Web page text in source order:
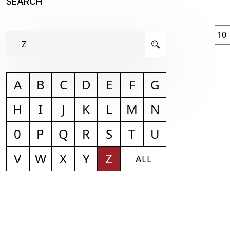
A B C D E F
G
H
I J K L M
N
0
P Q R S T
U
V
W X Y Z ALL